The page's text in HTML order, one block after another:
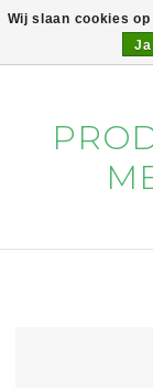
Wij slaan cookies
Ja